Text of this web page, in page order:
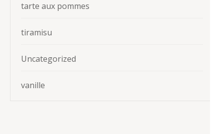
tarte aux pommes
tiramisu
Uncategorized
vanille